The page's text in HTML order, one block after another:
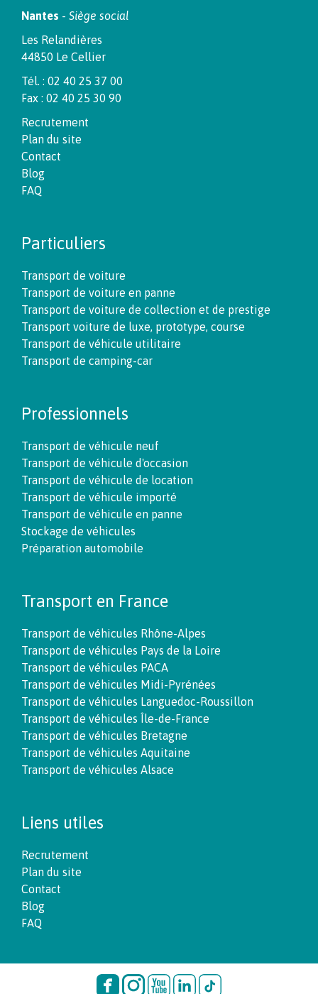
Nantes - Siège social
Les Relandières
44850 Le Cellier
Tél. : 02 40 25 37 00
Fax : 02 40 25 30 90
Recrutement
Plan du site
Contact
Blog
FAQ
Particuliers
Transport de voiture
Transport de voiture en panne
Transport de voiture de collection et de prestige
Transport voiture de luxe, prototype, course
Transport de véhicule utilitaire
Transport de camping-car
Professionnels
Transport de véhicule neuf
Transport de véhicule d'occasion
Transport de véhicule de location
Transport de véhicule importé
Transport de véhicule en panne
Stockage de véhicules
Préparation automobile
Transport en France
Transport de véhicules Rhône-Alpes
Transport de véhicules Pays de la Loire
Transport de véhicules PACA
Transport de véhicules Midi-Pyrénées
Transport de véhicules Languedoc-Roussillon
Transport de véhicules Île-de-France
Transport de véhicules Bretagne
Transport de véhicules Aquitaine
Transport de véhicules Alsace
Liens utiles
Recrutement
Plan du site
Contact
Blog
FAQ